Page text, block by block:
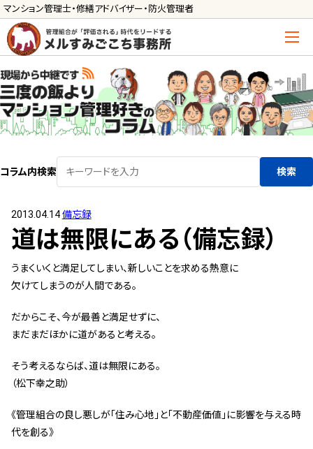
マンション管理士・修繕アドバイザー・防火管理者
コラム内検索 検索
2013.04.14備忘録
道は無限にある（備忘録）
うまくいくと満足してしまい、新しいことを求める熱意に
欠けてしまうのが人間である。
だからこそ、今が最善と満足せずに、
まだまだほかに道があると考える。
そう考えるならば、道は無限にある。
（松下幸之助）
《管理組合の良し悪しが「住み心地」と「不動産価値」に影響を与える時
代を創る》
管理士の活用方法
ご利用の流れ »
サービス一覧
管理組合運営
メルの理事会アドバイザー »
メルのプロ理事長 »
管理契約見直しドクター »
建物・設備維持
長期修繕カウンセリングサービス »